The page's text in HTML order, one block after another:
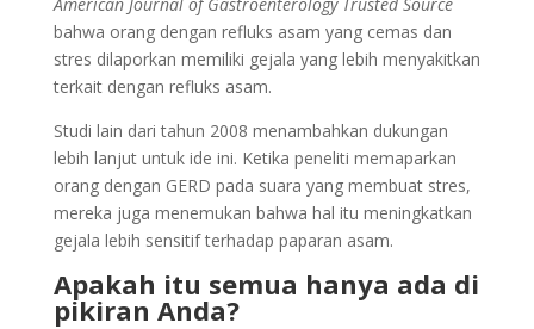
bahwa orang dengan refluks asam yang cemas dan
stres dilaporkan memiliki gejala yang lebih menyakitkan
terkait dengan refluks asam.
Studi lain dari tahun 2008 menambahkan dukungan
lebih lanjut untuk ide ini. Ketika peneliti memaparkan
orang dengan GERD pada suara yang membuat stres,
mereka juga menemukan bahwa hal itu meningkatkan
gejala lebih sensitif terhadap paparan asam.
Apakah itu semua hanya ada di
pikiran Anda?